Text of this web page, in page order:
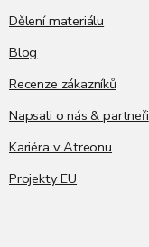
Dělení materiálu
Blog
Recenze zákazníků
Napsali o nás & partneři
Kariéra v Atreonu
Projekty EU